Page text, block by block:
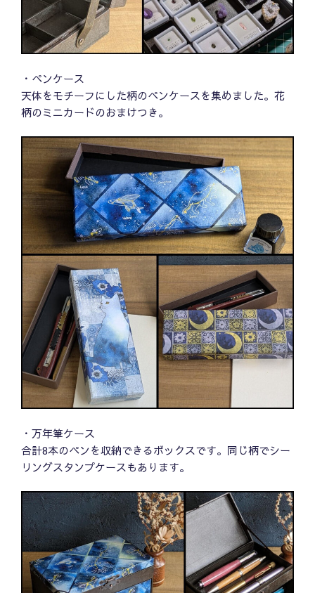
・ペンケース
天体をモチーフにした柄のペンケースを集めました。花
柄のミニカードのおまけつき。
・万年筆ケース
合計8本のペンを収納できるボックスです。同じ柄でシー
リングスタンプケースもあります。